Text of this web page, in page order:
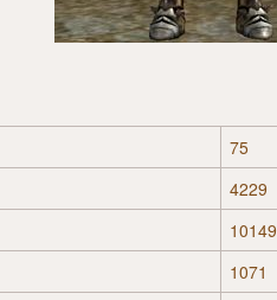
75
4229
10149
1071